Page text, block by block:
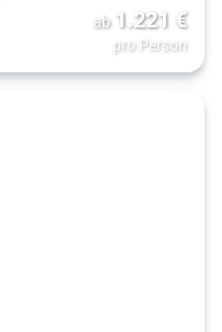
ab 1.221 €
pro Person